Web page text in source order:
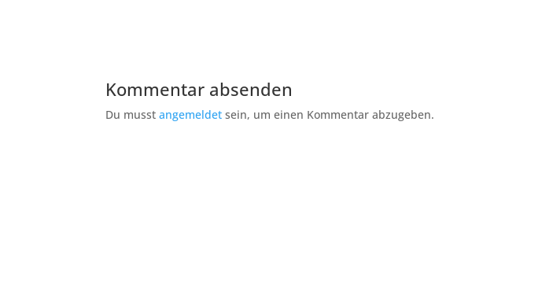
Kommentar absenden
Du musstangemeldet sein, um einen Kommentar abzugeben.